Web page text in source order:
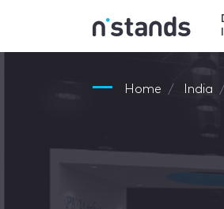
Home India